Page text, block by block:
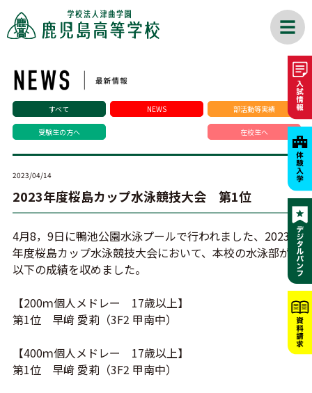
すべて NEWS 部活動等実績
受験生の方へ 在校生へ
2023/04/14
2023年度桜島カップ水泳競技大会 第1位
4月8，9日に鴨池公園水泳プールで行われました、2023
年度桜島カップ水泳競技大会において、本校の水泳部が
以下の成績を収めました。
【200ｍ個人メドレー 17歳以上】
第1位 早﨑 愛莉（3F2 甲南中）
【400ｍ個人メドレー 17歳以上】
第1位 早﨑 愛莉（3F2 甲南中）